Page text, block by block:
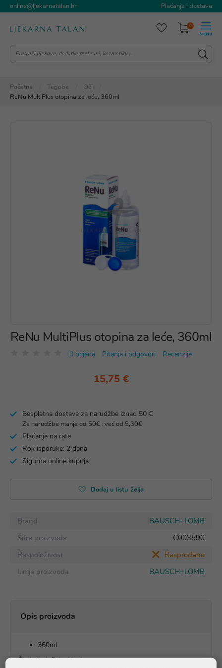
online@ljekarnatalan.hr Plaćanje i dostava
0
Početna Tegobe
Oči
ReNu MultiPlus otopina za leće, 360ml
ReNu MultiPlus otopina za leće, 360ml
0 ocjena Pitanja i odgovori Recenzije
15,75 €
Besplatna dostava za narudžbe iznad 50 €
Za narudžbe manje od 50€ : već od 5,30€
Plaćanje na rate
Rok isporuke: 2 dana
Sigurna online kupnja
Dodaj u listu želja
Brand
BAUSCH+LOMB
Šifra proizvoda
C003590
Raspoloživost
Rasprodano
Linija proizvoda
BAUSCH+LOMB
Opis proizvoda
360ml
Čisti, dezinficira i ispire.